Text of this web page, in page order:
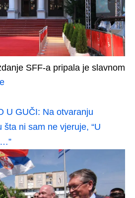
SFF-a pripala je slavnom
U GUČI: Na otvaranju
ni sam ne vjeruje, “U